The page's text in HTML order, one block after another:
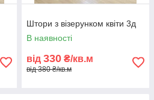
Штори з візерунком квіти 3д
В наявності
від 330 ₴/кв.м
від 380 ₴/кв.м